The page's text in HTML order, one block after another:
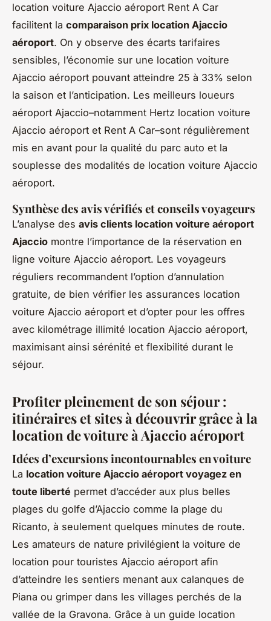
location voiture Ajaccio aéroport Rent A Car
facilitent la comparaison prix location Ajaccio
aéroport. On y observe des écarts tarifaires
sensibles, l’économie sur une location voiture
Ajaccio aéroport pouvant atteindre 25 à 33% selon
la saison et l’anticipation. Les meilleurs loueurs
aéroport Ajaccio–notamment Hertz location voiture
Ajaccio aéroport et Rent A Car–sont régulièrement
mis en avant pour la qualité du parc auto et la
souplesse des modalités de location voiture Ajaccio
aéroport.
Synthèse des avis vérifiés et conseils voyageurs
L’analyse des avis clients location voiture aéroport
Ajaccio montre l’importance de la réservation en
ligne voiture Ajaccio aéroport. Les voyageurs
réguliers recommandent l’option d’annulation
gratuite, de bien vérifier les assurances location
voiture Ajaccio aéroport et d’opter pour les offres
avec kilométrage illimité location Ajaccio aéroport,
maximisant ainsi sérénité et flexibilité durant le
séjour.
Profiter pleinement de son séjour :
itinéraires et sites à découvrir grâce à la
location de voiture à Ajaccio aéroport
Idées d’excursions incontournables en voiture
La location voiture Ajaccio aéroport voyagez en
toute liberté permet d’accéder aux plus belles
plages du golfe d’Ajaccio comme la plage du
Ricanto, à seulement quelques minutes de route.
Les amateurs de nature privilégient la voiture de
location pour touristes Ajaccio aéroport afin
d’atteindre les sentiers menant aux calanques de
Piana ou grimper dans les villages perchés de la
vallée de la Gravona. Grâce à un guide location